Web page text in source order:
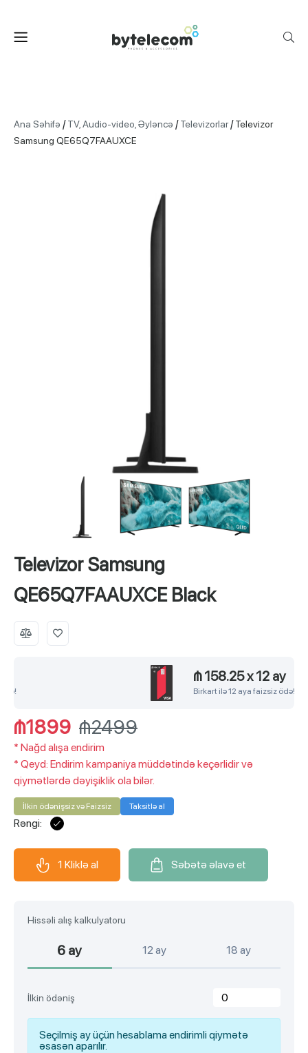
Ana Səhifə / TV, Audio-video, Əyləncə / Televizorlar/ Televizor
Samsung QE65Q7FAAUXCE
Televizor Samsung
QE65Q7FAAUXCE Black
₼ 158.25 12 ay
Birkart ilə 12 aya faizsiz ödə!
₼1899 ₼2499
* Nağd alışa endirim
* Qeyd: Endirim kampaniya müddətində keçərlidir və
qiymətlərdə dəyişiklik ola bilər.
İlkin ödənişsiz və Faizsiz Taksitlə al
Rəngi:
1 Kliklə al Səbətə əlavə et
Hissəli alış kalkulyatoru
6 ay 12 ay 18 ay
İlkin ödəniş
Seçilmiş ay üçün hesablama endirimli qiymətə
əsasən aparılır.